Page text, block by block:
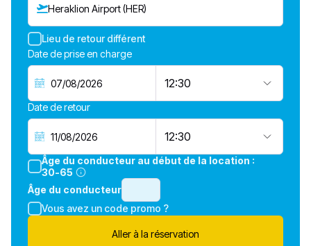
Heraklion Airport (HER)
Lieu de retour différent
Date de prise en charge
12:30
Date de retour
12:30
Âge du conducteur au début de la location :
30-65
Âge du conducteur
Vous avez un code promo ?
Aller à la réservation